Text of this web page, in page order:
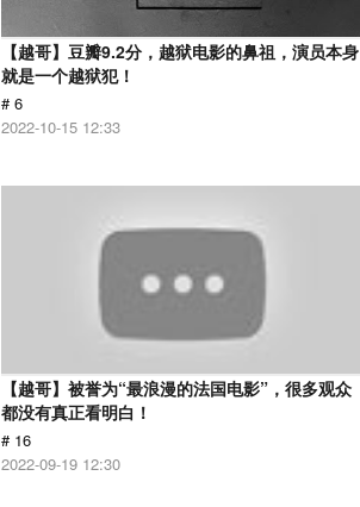
【越哥】豆瓣9.2分，越狱电影的鼻祖，演员本身
就是一个越狱犯！
# 6
2022-10-15 12:33
【越哥】被誉为“最浪漫的法国电影”，很多观众
都没有真正看明白！
# 16
2022-09-19 12:30